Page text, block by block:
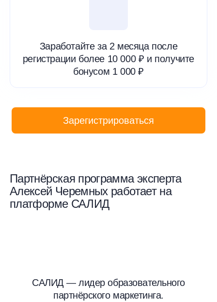
Заработайте за 2 месяца после
регистрации более 10 000 ₽ и получите
бонусом 1 000 ₽
Зарегистрироваться
Партнёрская программа эксперта
Алексей Черемных работает на
платформе САЛИД
САЛИД — лидер образовательного
партнёрского маркетинга.